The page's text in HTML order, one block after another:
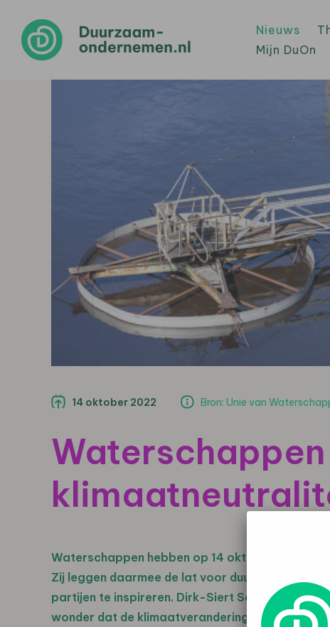
Nieuws
Mijn DuOn
14 oktober 2022 Bron: Unie van
Waterschappen hebben op 14 oktober bekend
Zij leggen daarmee de lat voor duurzaamheid
partijen te inspireren. Dirk-Siert Schoonman,
wonder dat de klimaatverandering ons zo aan